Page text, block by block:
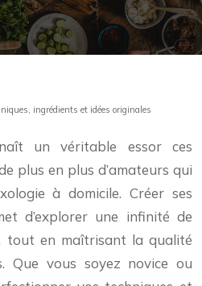
ingrédients et idées originales
un véritable essor ces
plus en plus d’amateurs qui
à domicile. Créer ses
d’explorer une infinité de
tout en maîtrisant la qualité
Que vous soyez novice ou